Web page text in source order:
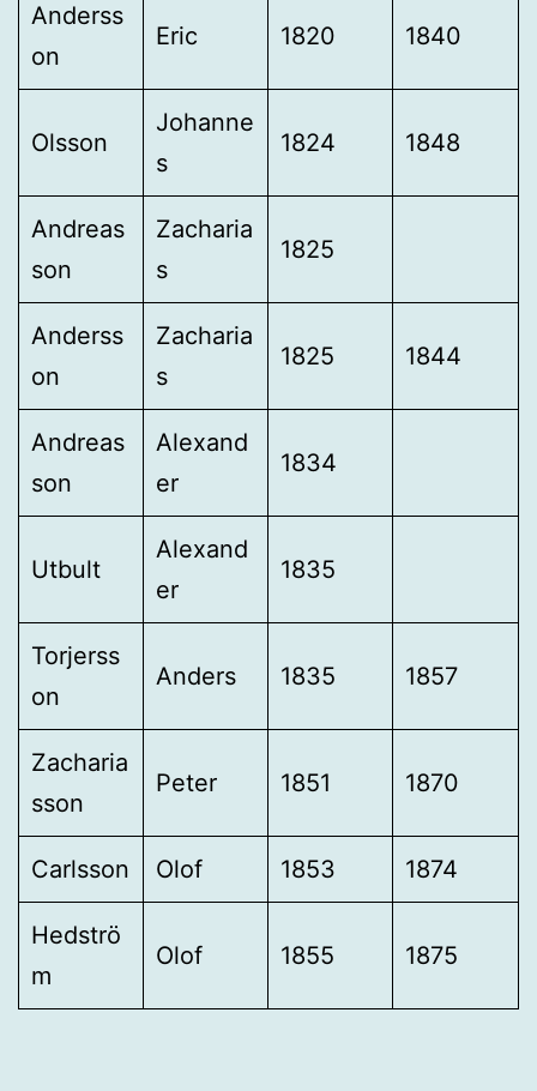
Anderss
on
Eric 1820 1840
Olsson
Johanne
s
1824 1848
Andreas
son
Zacharia
s
1825
Anderss
on
Zacharia
s
1825 1844
Andreas
son
Alexand
er
1834
Utbult
Alexand
er
1835
Torjerss
on
Anders 1835 1857
Zacharia
sson
Peter 1851 1870
Carlsson Olof 1853 1874
Hedströ
m
Olof 1855 1875